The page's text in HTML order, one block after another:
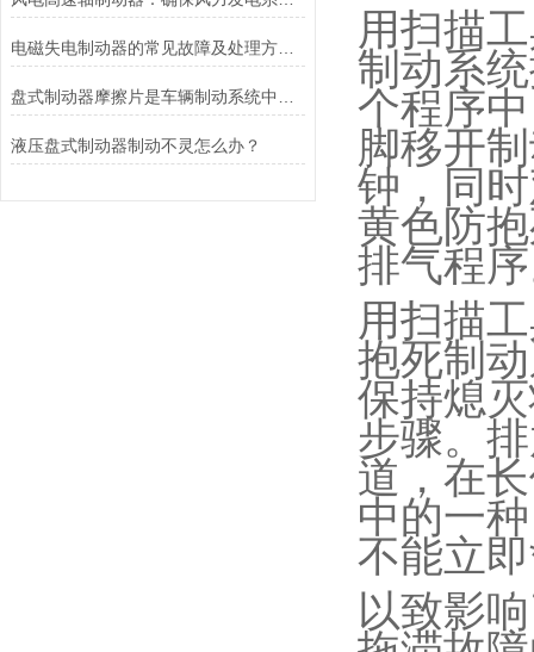
电磁失电制动器的常见故障及处理方法讲解
液压盘式制动器制动不灵怎么办？
用扫描
制动系
个程序
脚移开
钟，同
黄色防
排气程
用扫描
抱死制
保持熄
步骤。
道，在
中的一
不能立
以致影